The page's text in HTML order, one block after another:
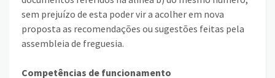
sem prejuízo de esta poder vir a acolher em nova
proposta as recomendações ou sugestões feitas pela
assembleia de freguesia.
Competências de funcionamento